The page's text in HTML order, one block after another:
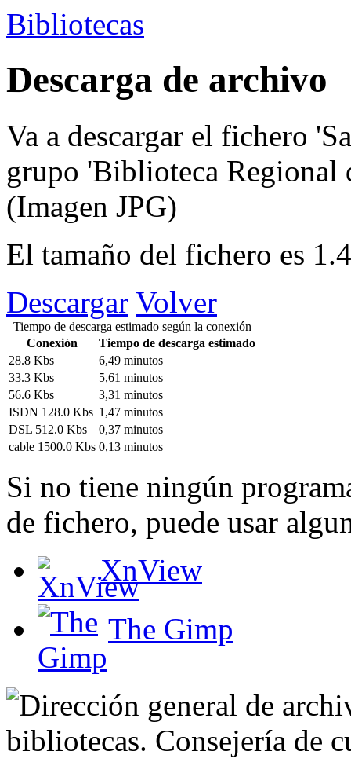
Bibliotecas
Descarga de archivo
Va a descargar el fichero
grupo 'Biblioteca Regional
(Imagen JPG)
El tamaño del fichero es
Descargar Volver
Tiempo de descarga estimado según la conexión
Conexión
Tiempo de descarga estimado
28.8 Kbs
6,49 minutos
33.3 Kbs
5,61 minutos
56.6 Kbs
3,31 minutos
ISDN 128.0 Kbs 1,47 minutos
DSL 512.0 Kbs
0,37 minutos
cable 1500.0 Kbs 0,13 minutos
Si no tiene ningún
de fichero, puede usar
XnView
The Gimp